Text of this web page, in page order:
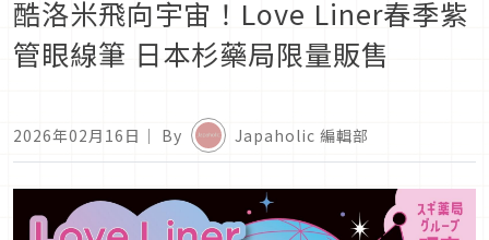
酷洛米飛向宇宙！Love Liner春季紫
管眼線筆 日本杉藥局限量販售
2026年02月16日 ｜ By Japaholic 編輯部